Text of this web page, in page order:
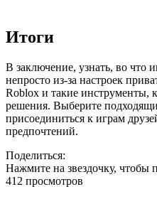
Итоги
В заключение, узнать, во что
непросто из-за настроек
Roblox и такие инструменты,
решения. Выберите
присоединиться к играм
предпочтений.
Поделиться:
Нажмите на звездочку, чтобы
412 просмотров